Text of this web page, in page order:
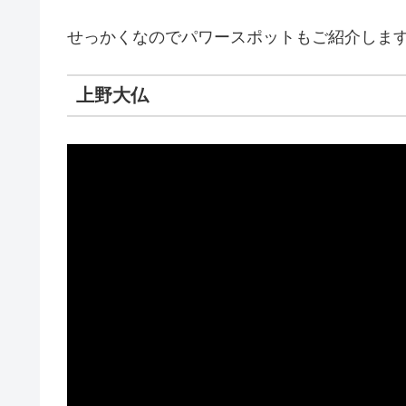
せっかくなのでパワースポットもご紹介しま
上野大仏